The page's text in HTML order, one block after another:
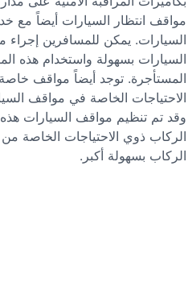
مواقف انتظار السيارات أيضاً مع
السيارات. يمكن للمسافرين إجراء
السيارات بسهولة واستخدام هذه
المستأجرة. توجد أيضاً مواقف
الاحتياجات الخاصة في مواقف
وقد تم تنظيم مواقف السيارات
الركاب ذوي الاحتياجات الخاصة
الركاب بسهولة أكبر.